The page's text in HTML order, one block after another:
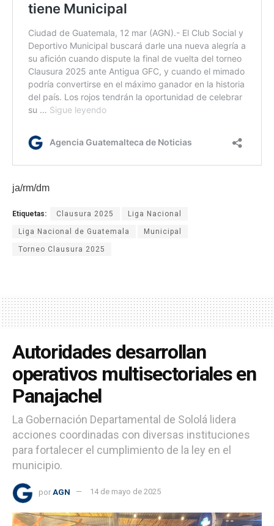
ja/rm/dm
Etiquetas: Clausura 2025 Liga Nacional
Liga Nacional de Guatemala Municipal
Torneo Clausura 2025
Autoridades desarrollan
operativos multisectoriales en
Panajachel
La Gobernación Departamental de Sololá lidera
acciones coordinadas con diversas instituciones
para fortalecer el cumplimiento de la ley en el
municipio.
por AGN 14 de mayo de 2025